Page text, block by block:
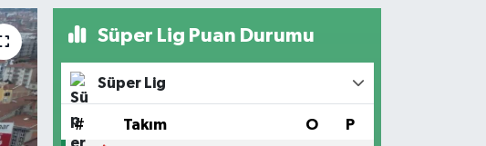
Süper Lig Puan Durumu
Süper Lig
# Takım O P